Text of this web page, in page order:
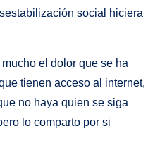
social hiciera
el dolor que se ha
tienen acceso al internet,
no haya quien se siga
lo comparto por si